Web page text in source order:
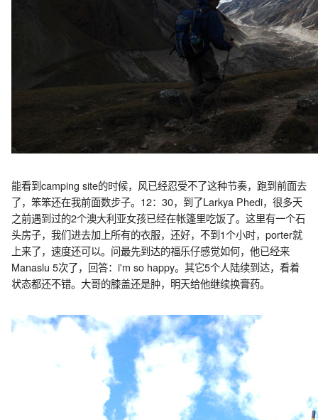
能看到camping site的时候，风已经忍受不了这种节奏，跑到前面去
了，笨笨还在我前面数步子。12：30，到了Larkya Phedi，很多天
之前遇到过的2个澳大利亚女孩已经在帐篷里吃饭了。这里有一个石
头房子，我们进去加上所有的衣服，还好，不到1个小时，porter就
上来了，速度还可以。问最先到达的福乐仔感觉如何，他已经来
Manaslu 5次了，回答：i'm so happy。其它5个人陆续到达，看着
状态都还不错。大哥的膝盖还是肿，明天给他继续换膏药。